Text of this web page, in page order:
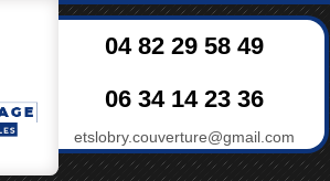
04 82 29 58 49
06 34 14 23 36
etslobry.couverture@gmail.com